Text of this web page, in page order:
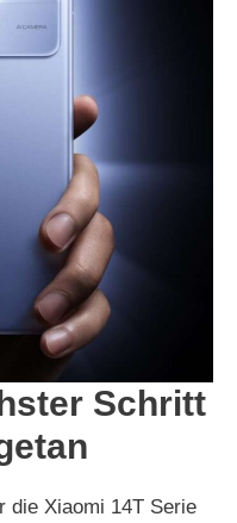
Schritt
die Xiaomi 14T Serie